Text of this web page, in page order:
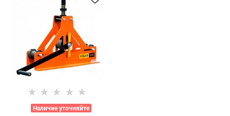
Наличие уточняйте